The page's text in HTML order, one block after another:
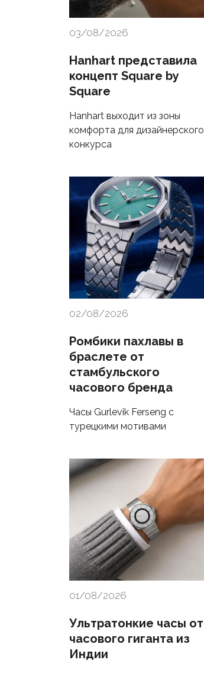
03/08/2026
Hanhart представила
концепт Square by
Square
Hanhart выходит из зоны
комфорта для дизайнерского
конкурса
02/08/2026
Ромбики пахлавы в
браслете от
стамбульского
часового бренда
Часы Gurlevik Ferseng с
турецкими мотивами
01/08/2026
Ультратонкие часы от
часового гиганта из
Индии